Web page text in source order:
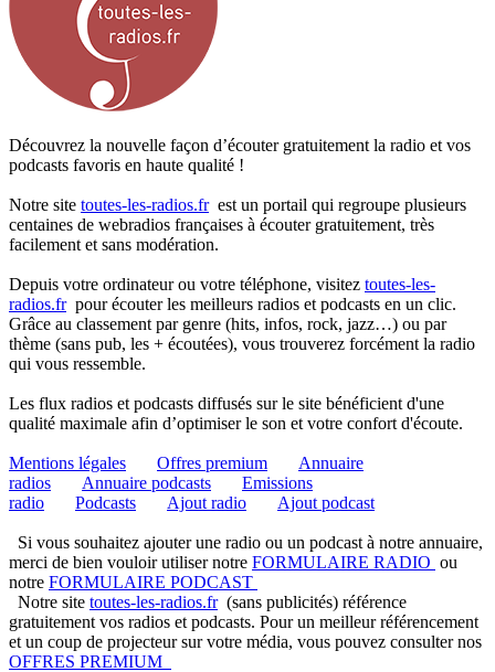
Découvrez la nouvelle façon d’écouter gratuitement la radio et vos
podcasts favoris en haute qualité !
Notre site toutes-les-radios.frest un portail qui regroupe plusieurs
centaines de webradios françaises à écouter gratuitement, très
facilement et sans modération.
Depuis votre ordinateur ou votre téléphone, visitez toutes-les-
radios.frpour écouter les meilleurs radios et podcasts en un clic.
Grâce au classement par genre (hits, infos, rock, jazz…) ou par
thème (sans pub, les + écoutées), vous trouverez forcément la radio
qui vous ressemble.
Les flux radios et podcasts diffusés sur le site bénéficient d'une
qualité maximale afin d’optimiser le son et votre confort d'écoute.
Mentions légales Offres premium
Annuaire
radios
Annuaire podcasts
Emissions
radio
Podcasts Ajout radio Ajout podcast
Si vous souhaitez ajouter une radio ou un podcast à notre annuaire,
merci de bien vouloir utiliser notre FORMULAIRE RADIO ou
notre FORMULAIRE PODCAST
Notre site toutes-les-radios.fr(sans publicités) référence
gratuitement vos radios et podcasts. Pour un meilleur référencement
et un coup de projecteur sur votre média, vous pouvez consulter nos
OFFRES PREMIUM